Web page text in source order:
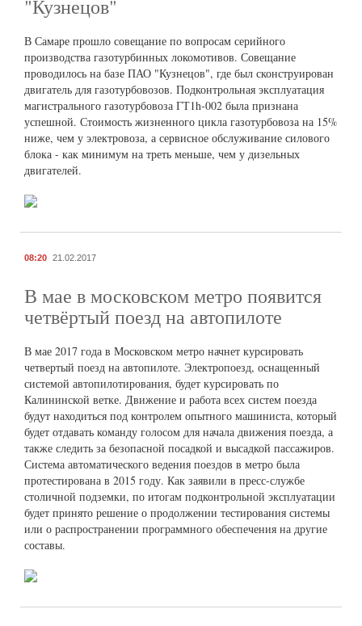
"Кузнецов"
В Самаре прошло совещание по вопросам серийного
производства газотурбинных локомотивов. Совещание
проводилось на базе ПАО "Кузнецов", где был сконструирован
двигатель для газотурбовозов. Подконтрольная эксплуатация
магистрального газотурбовоза ГТ1h-002 была признана
успешной. Стоимость жизненного цикла газотурбовоза на 15%
ниже, чем у электровоза, а сервисное обслуживание силового
блока - как минимум на треть меньше, чем у дизельных
двигателей.
08:20 21.02.2017
В мае в московском метро появится
четвёртый поезд на автопилоте
В мае 2017 года в Московском метро начнет курсировать
четвертый поезд на автопилоте. Электропоезд, оснащенный
системой автопилотирования, будет курсировать по
Калининской ветке. Движение и работа всех систем поезда
будут находиться под контролем опытного машиниста, который
будет отдавать команду голосом для начала движения поезда, а
также следить за безопасной посадкой и высадкой пассажиров.
Система автоматического ведения поездов в метро была
протестирована в 2015 году. Как заявили в пресс-службе
столичной подземки, по итогам подконтрольной эксплуатации
будет принято решение о продолжении тестирования системы
или о распространении программного обеспечения на другие
составы.